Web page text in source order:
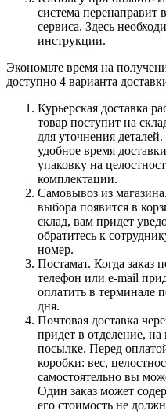
система перенаправит
сервиса. Здесь
инструкции.
Экономьте время на
доступно 4 варианта
Курьерская доставка
товар поступит на
для уточнения
удобное время
упаковку на
комплектации.
Самовывоз из
выбора появится в
склад, вам придет
обратитесь к
номер.
Постамат. Когда заказ
телефон или e-mail
оплатить в терминале
дня.
Почтовая доставка
придет в отделение,
посылке. Перед
коробки: вес,
самостоятельно вы
Один заказ может
его стоимость не